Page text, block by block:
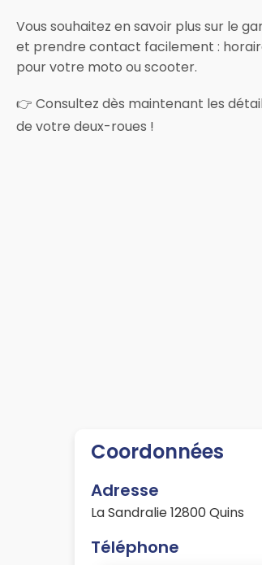
Vous souhaitez en savoir plus sur le
et prendre contact facilement :
pour votre moto ou scooter.
👉 Consultez dès maintenant les
de votre deux-roues !
Coordonnées
Adresse
La Sandralie 12800 Quins
Téléphone